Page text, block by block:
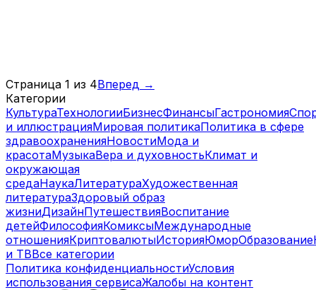
Страница 1 из 4Вперед →
Категории
КультураТехнологииБизнесФинансыГастрономия
и иллюстрацияМировая политикаПолитика в сфере
здравоохраненияНовостиМода и
красотаМузыкаВера и духовностьКлимат и
окружающая
средаНаукаЛитератураХудожественная
литератураЗдоровый образ
жизниДизайнПутешествияВоспитание
детейФилософияКомиксыМеждународные
отношенияКриптовалютыИсторияЮморОбразование
и ТВВсе категории
Политика конфиденциальностиУсловия
использования сервисаЖалобы на контент